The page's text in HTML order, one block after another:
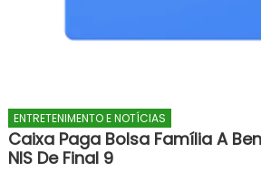
ENTRETENIMENTO E NOTÍCIAS
Caixa Paga Bolsa Família A
NIS De Final 9